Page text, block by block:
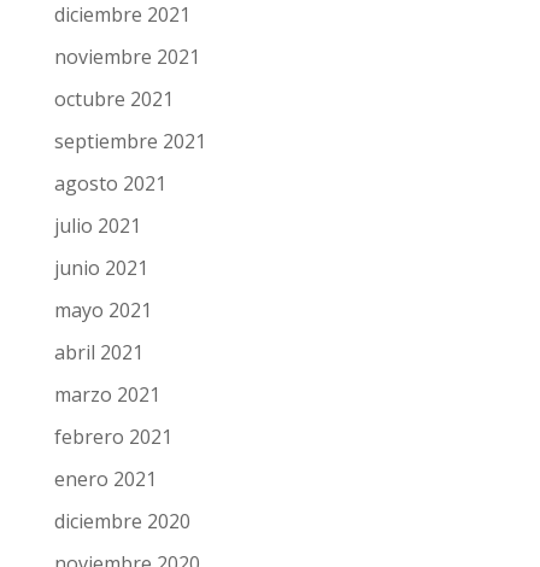
diciembre 2021
noviembre 2021
octubre 2021
septiembre 2021
agosto 2021
julio 2021
junio 2021
mayo 2021
abril 2021
marzo 2021
febrero 2021
enero 2021
diciembre 2020